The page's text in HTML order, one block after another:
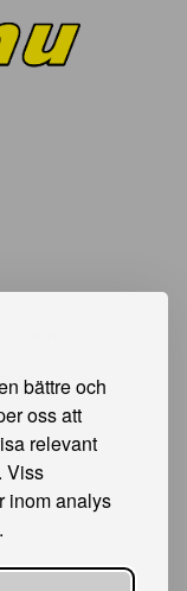
bättre och
oss att
relevant
Viss
inom analys
.
Sunne